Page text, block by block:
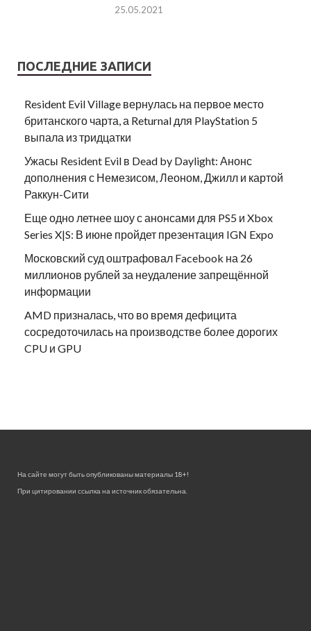
25.05.2021
ПОСЛЕДНИЕ ЗАПИСИ
Resident Evil Village вернулась на первое место
британского чарта, а Returnal для PlayStation 5
выпала из тридцатки
Ужасы Resident Evil в Dead by Daylight: Анонс
дополнения с Немезисом, Леоном, Джилл и картой
Раккун-Сити
Еще одно летнее шоу с анонсами для PS5 и Xbox
Series X|S: В июне пройдет презентация IGN Expo
Московский суд оштрафовал Facebook на 26
миллионов рублей за неудаление запрещённой
информации
AMD призналась, что во время дефицита
сосредоточилась на производстве более дорогих
CPU и GPU
На сайте могут быть опубликованы материалы 18+!
При цитировании ссылка на источник обязательна.